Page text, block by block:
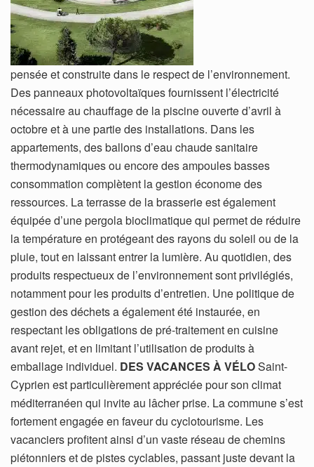
pensée et construite dans le respect de l’environnement.
Des panneaux photovoltaïques fournissent l’électricité
nécessaire au chauffage de la piscine ouverte d’avril à
octobre et à une partie des installations. Dans les
appartements, des ballons d’eau chaude sanitaire
thermodynamiques ou encore des ampoules basses
consommation complètent la gestion économe des
ressources. La terrasse de la brasserie est également
équipée d’une pergola bioclimatique qui permet de réduire
la température en protégeant des rayons du soleil ou de la
pluie, tout en laissant entrer la lumière. Au quotidien, des
produits respectueux de l’environnement sont privilégiés,
notamment pour les produits d’entretien. Une politique de
gestion des déchets a également été instaurée, en
respectant les obligations de pré-traitement en cuisine
avant rejet, et en limitant l’utilisation de produits à
emballage individuel. DES VACANCES À VÉLOSaint-
Cyprien est particulièrement appréciée pour son climat
méditerranéen qui invite au lâcher prise. La commune s’est
fortement engagée en faveur du cyclotourisme. Les
vacanciers profitent ainsi d’un vaste réseau de chemins
piétonniers et de pistes cyclables, passant juste devant la